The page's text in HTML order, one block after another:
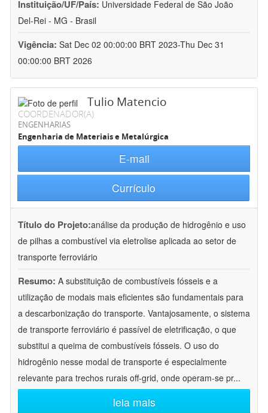
Instituição/UF/País: Universidade Federal de São João
Del-Rei - MG - Brasil
Vigência: Sat Dec 02 00:00:00 BRT 2023-Thu Dec 31
00:00:00 BRT 2026
Tulio Matencio
COORDENADOR(A)
ENGENHARIAS
Engenharia de Materiais e Metalúrgica
E-mail
Currículo
Título do Projeto:análise da produção de hidrogênio e uso
de pilhas a combustível via eletrolise aplicada ao setor de
transporte ferroviário
Resumo: A substituição de combustíveis fósseis e a
utilização de modais mais eficientes são fundamentais para
a descarbonização do transporte. Vantajosamente, o sistema
de transporte ferroviário é passível de eletrificação, o que
substitui a queima de combustíveis fósseis. O uso do
hidrogênio nesse modal de transporte é especialmente
relevante para trechos rurais off-grid, onde operam-se pr...
leia mais